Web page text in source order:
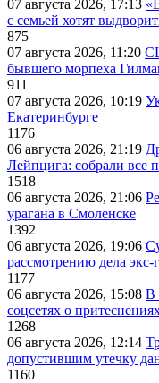
07 августа 2026, 17:13
с семьей хотят
875
07 августа 2026, 11:20
бывшего морпеха
911
07 августа 2026, 10:19
Екатеринбурге
1176
06 августа 2026, 21:19
Лейпцига: собрали все
1518
06 августа 2026, 21:06
урагана в Смоленске
1392
06 августа 2026, 19:06
рассмотрению дела
1177
06 августа 2026, 15:08 В
соцсетях о
1268
06 августа 2026, 12:14
допустившим утечку
1160